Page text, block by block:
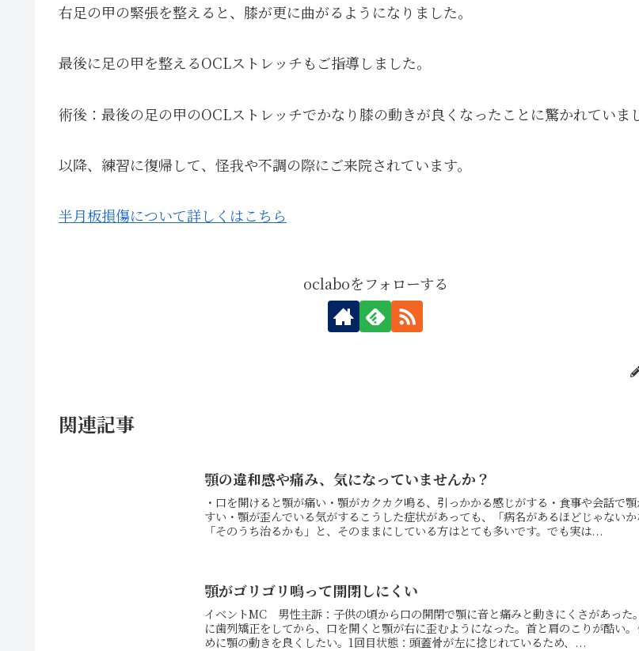
右足の甲の緊張を整えると、膝が更に曲がるようになりました。
最後に足の甲を整えるOCLストレッチもご指導しました。
術後：最後の足の甲のOCLストレッチでかなり膝の動きが良くなったことに驚かれていま
以降、練習に復帰して、怪我や不調の際にご来院されています。
半月板損傷について詳しくはこちら
oclaboをフォローする
関連記事
顎の違和感や痛み、気になっていませんか？
・口を開けると顎が痛い・顎がカクカク鳴る、引っかかる感じがする・食事や会話で
すい・顎が歪んでいる気がするこうした症状があっても、「病名があるほどじゃないか
「そのうち治るかも」と、そのままにしている方はとても多いです。でも実は...
顎がゴリゴリ鳴って開閉しにくい
イベントMC 男性主訴：子供の頃から口の開閉で顎に音と痛みと動きにくさがあった
に歯列矯正をしてから、口を開くと顎が右に歪むようになった。首と肩のこりが酷い
めに顎の動きを良くしたい。1回目状態：頭蓋骨が左に捻じれているため、...